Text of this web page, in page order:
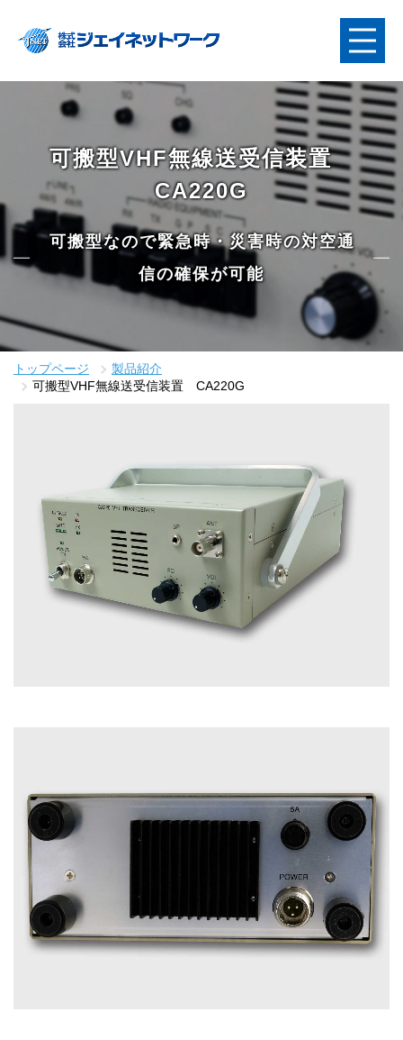
可搬型VHF無線送受信装置
CA220G
可搬型なので緊急時・災害時の対空通
信の確保が可能
トップページ
製品紹介
可搬型VHF無線送受信装置 CA220G